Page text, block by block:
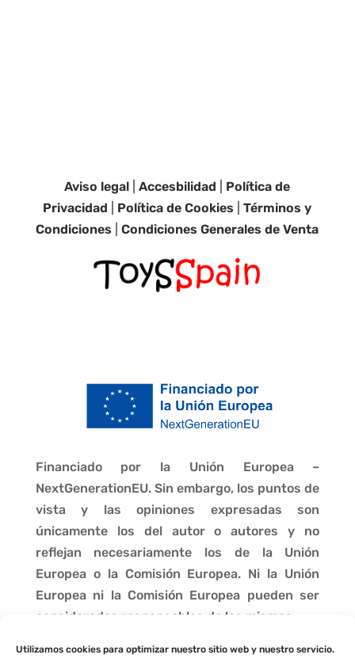
Utilizamos cookies para optimizar nuestro sitio web y nuestro servicio.
Aviso legal |Accesbilidad
Política de
Privacidad
Política de Cookies |Términos y
Condiciones |Condiciones Generales de Venta
Financiado por la Unión Europea –
NextGenerationEU. Sin embargo, los puntos de
vista y las opiniones expresadas son
únicamente los del autor o autores y no
reflejan necesariamente los de la Unión
Europea o la Comisión Europea. Ni la Unión
Europea ni la Comisión Europea pueden ser
consideradas responsables de las mismas.